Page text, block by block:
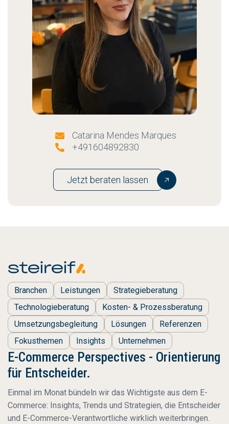
 Catarina Mendes Marques
 +491604892830
Jetzt beraten lassen
Branchen Leistungen
Strategieberatung
Technologieberatung
Kosten- & Prozessberatung
Umsetzungsbegleitung
Lösungen
Referenzen
Fokusthemen
Insights Unternehmen
E-Commerce Perspectives - Orientierung
für Entscheider.
Einmal im Monat bündeln wir das Wichtigste aus dem E-
Commerce: Insights, Trends und Strategien, die Entscheider
und E-Commerce-Verantwortliche wirklich weiterbringen.